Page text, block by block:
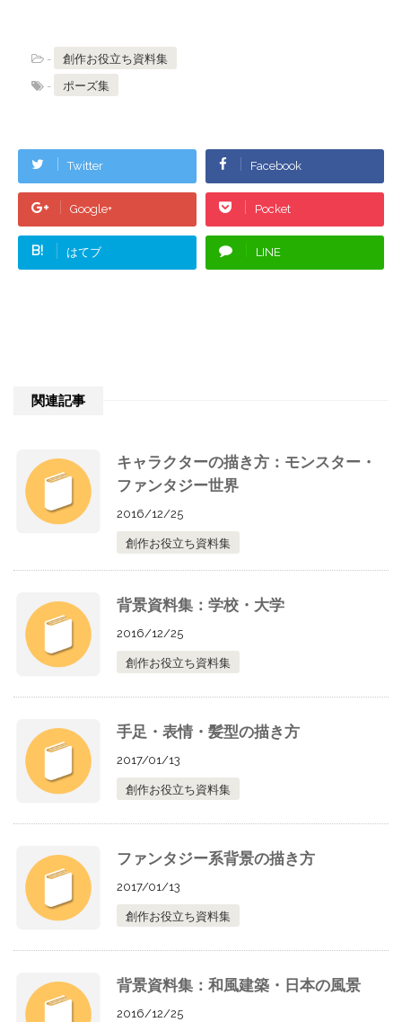
-
創作お役立ち資料集
-
ポーズ集
Twitter Facebook
Google+ Pocket
B! はてブ LINE
関連記事
キャラクターの描き方：モンスター・
ファンタジー世界
2016/12/25
創作お役立ち資料集
背景資料集：学校・大学
2016/12/25
創作お役立ち資料集
手足・表情・髪型の描き方
2017/01/13
創作お役立ち資料集
ファンタジー系背景の描き方
2017/01/13
創作お役立ち資料集
背景資料集：和風建築・日本の風景
2016/12/25